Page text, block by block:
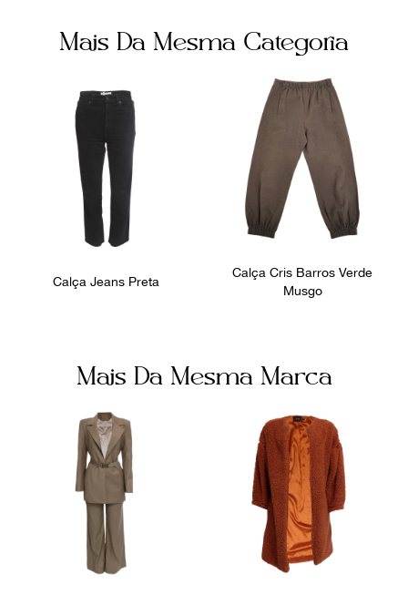
Preta Zíper
FPNYCRO Dia a Dia / Noite
Tamanho
Mais Da Mesma Categoria
Calça Jeans Preta
Calça Cris Barros Verde
Musgo
Mais Da Mesma Marca